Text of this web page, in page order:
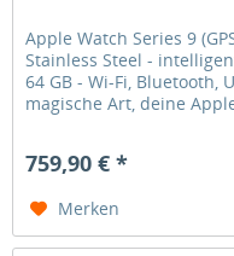
Apple Watch Series 9
Stainless Steel -
64 GB - Wi-Fi, Bluetooth,
magische Art, deine
759,90 € *
Merken